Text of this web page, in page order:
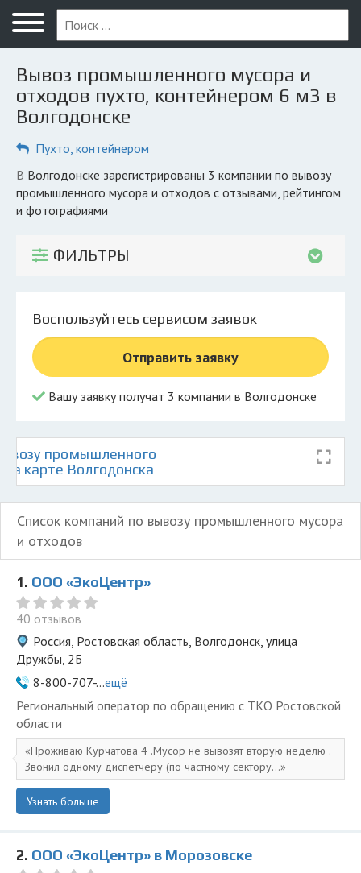
Меню
Главная
Вопрос юристу
Волгодонск
ПОЛЬЗОВАТЕЛЯМ
Компании
Экоблог
Личный кабинет
Вывоз промышленного мусора и
отходов пухто, контейнером 6 м3 в
Волгодонске
Пухто, контейнером
в Волгодонске зарегистрированы 3 компании по вывозу
промышленного мусора и отходов с отзывами, рейтингом
и фотографиями
ФИЛЬТРЫ
Воспользуйтесь сервисом заявок
Отправить заявку
Вашу заявку получат 3 компании в Волгодонске
промышленного
карте Волгодонска
Список компаний по вывозу промышленного мусора
и отходов
1. ООО «ЭкоЦентр»
40 отзывов
Россия, Ростовская область, Волгодонск, улица
Дружбы, 2Б
8-800-707-...ещё
Региональный оператор по обращению с ТКО Ростовской
области
Проживаю Курчатова 4 .Мусор не вывозят вторую неделю .
Звонил одному диспетчеру (по частному сектору...
Узнать больше
2. ООО «ЭкоЦентр» в Морозовске